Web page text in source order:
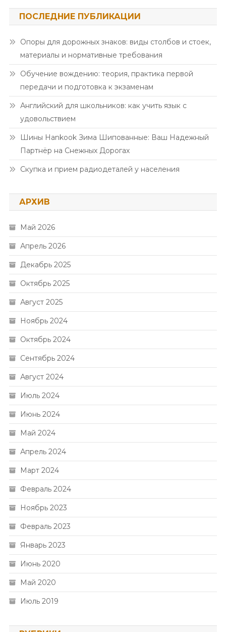
ПОСЛЕДНИЕ ПУБЛИКАЦИИ
Опоры для дорожных знаков: виды столбов и стоек,
материалы и нормативные требования
Обучение вождению: теория, практика первой
передачи и подготовка к экзаменам
Английский для школьников: как учить язык с
удовольствием
Шины Hankook Зима Шипованные: Ваш Надежный
Партнёр на Снежных Дорогах
Скупка и прием радиодеталей у населения
АРХИВ
Май 2026
Апрель 2026
Декабрь 2025
Октябрь 2025
Август 2025
Ноябрь 2024
Октябрь 2024
Сентябрь 2024
Август 2024
Июль 2024
Июнь 2024
Май 2024
Апрель 2024
Март 2024
Февраль 2024
Ноябрь 2023
Февраль 2023
Январь 2023
Июнь 2020
Май 2020
Июль 2019